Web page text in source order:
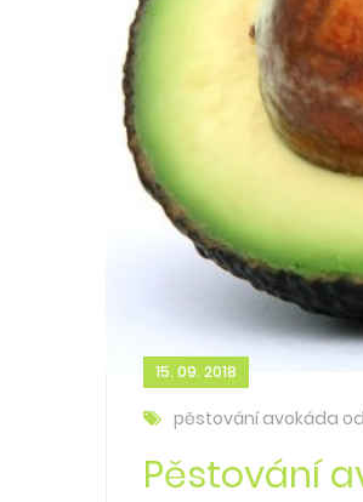
15. 09. 2018
pěstování avokáda
Pěstování